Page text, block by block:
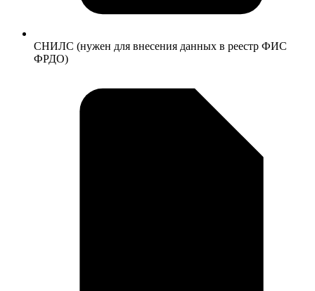
СНИЛС (нужен для внесения данных в реестр ФИС
ФРДО)